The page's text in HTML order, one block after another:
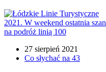
27 sierpień 2021
Co słychać na 43